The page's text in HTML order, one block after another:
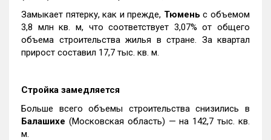
Замыкает пятерку, как и прежде, Тюмень с объемом
3,8 млн кв. м, что соответствует 3,07% от общего
объема строительства жилья в стране. За квартал
прирост составил 17,7 тыс. кв. м.
Стройка замедляется
Больше всего объемы строительства снизились в
Балашихе (Московская область) — на 142,7 тыс. кв.
м.